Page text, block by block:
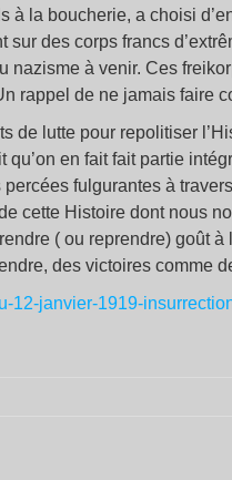
à la boucherie, a choisi
sur des corps francs
nazisme à venir. Ces
rappel de ne jamais faire
de lutte pour repolitiser
qu’on en fait fait partie
fulgurantes à
cette Histoire dont nous
( ou reprendre) goût
des victoires comme
12-janvier-1919-